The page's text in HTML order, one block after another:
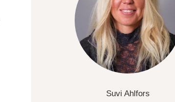
Suvi Ahlfors